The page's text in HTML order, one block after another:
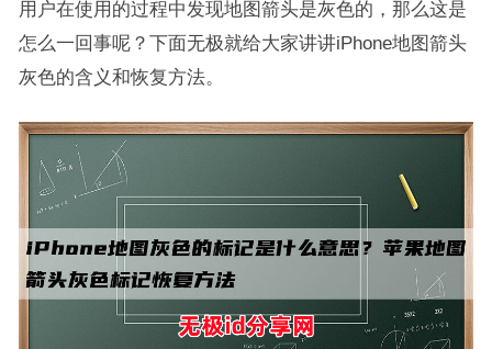
用户在使用的过程中发现地图箭头是灰色的，那么这是
怎么一回事呢？下面无极就给大家讲讲iPhone地图箭头
灰色的含义和恢复方法。